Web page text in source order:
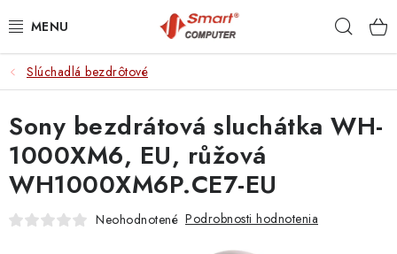
na
NOTEBOOKY
MOBILNÉ ZARIADENIA
PC A KOMPONENTY
PERIFÉRIE
Slúchadlá bezdrôtové
Sony bezdrátová sluchátka WH-
1000XM6, EU, růžová
WH1000XM6P.CE7-EU
Neohodnotené Podrobnosti hodnotenia